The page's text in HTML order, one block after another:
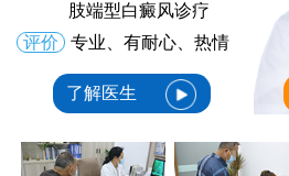
肢端型白癜风诊疗
评价
专业、有耐心、热情
了解医生